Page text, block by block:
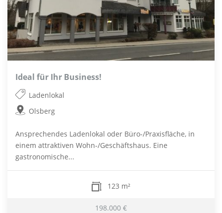
Ideal für Ihr Business!
Ladenlokal
Olsberg
Ansprechendes Ladenlokal oder Büro-/Praxisfläche, in
einem attraktiven Wohn-/Geschäftshaus. Eine
gastronomische...
123 m²
198.000 €